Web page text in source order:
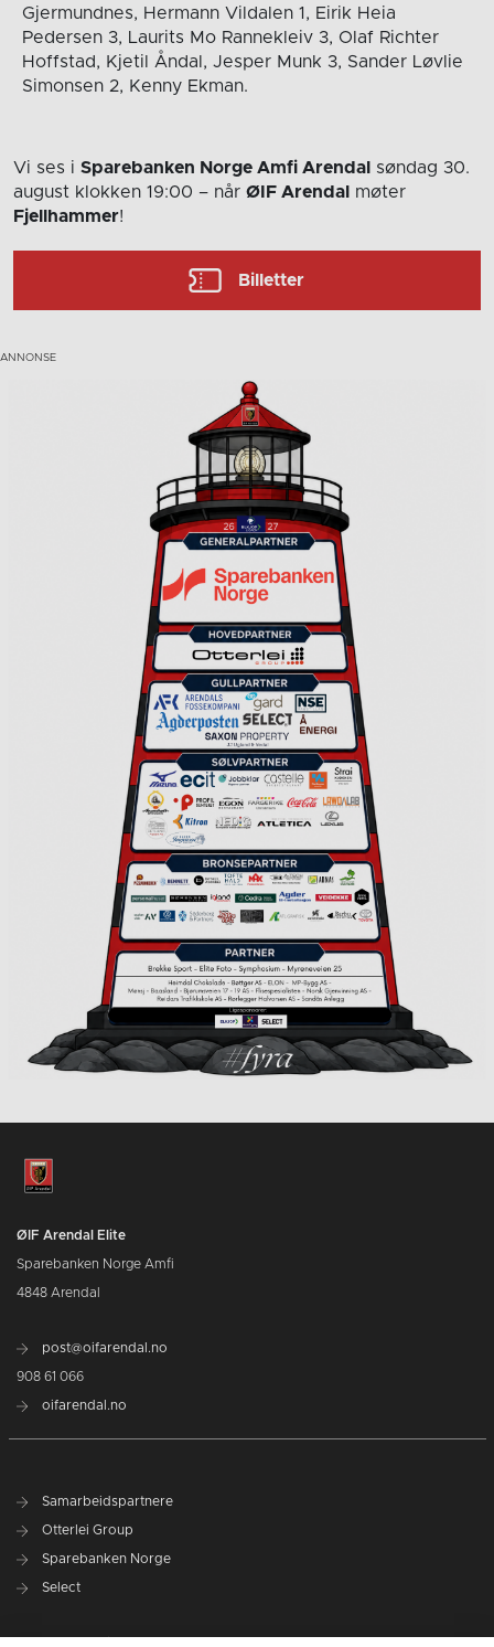
Gjermundnes, Hermann Vildalen 1, Eirik Heia
Pedersen 3, Laurits Mo Rannekleiv 3, Olaf Richter
Hoffstad, Kjetil Åndal, Jesper Munk 3, Sander Løvlie
Simonsen 2, Kenny Ekman.
Vi ses i Sparebanken Norge Amfi Arendal
søndag 30.
august klokken 19:00 – når ØIF Arendal
møter
Fjellhammer!
Billetter
ØIF Arendal Elite
Sparebanken Norge Amfi
4848 Arendal
post@oifarendal.no
908 61 066
oifarendal.no
Samarbeidspartnere
Otterlei Group
Sparebanken Norge
Select